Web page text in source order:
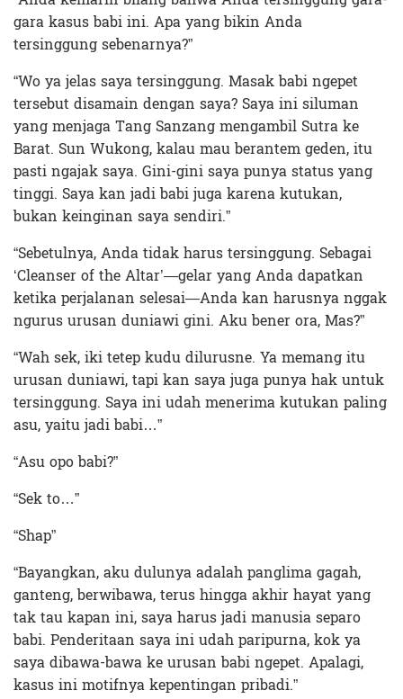
gara kasus babi ini. Apa yang bikin Anda
tersinggung sebenarnya?”
“Wo ya jelas saya tersinggung. Masak babi ngepet
tersebut disamain dengan saya? Saya ini siluman
yang menjaga Tang Sanzang mengambil Sutra ke
Barat. Sun Wukong, kalau mau berantem geden, itu
pasti ngajak saya. Gini-gini saya punya status yang
tinggi. Saya kan jadi babi juga karena kutukan,
bukan keinginan saya sendiri.”
“Sebetulnya, Anda tidak harus tersinggung. Sebagai
‘Cleanser of the Altar’—gelar yang Anda dapatkan
ketika perjalanan selesai—Anda kan harusnya nggak
ngurus urusan duniawi gini. Aku bener ora, Mas?”
“Wah sek, iki tetep kudu dilurusne. Ya memang itu
urusan duniawi, tapi kan saya juga punya hak untuk
tersinggung. Saya ini udah menerima kutukan paling
asu, yaitu jadi babi…”
“Asu opo babi?”
“Sek to…”
“Shap”
“Bayangkan, aku dulunya adalah panglima gagah,
ganteng, berwibawa, terus hingga akhir hayat yang
tak tau kapan ini, saya harus jadi manusia separo
babi. Penderitaan saya ini udah paripurna, kok ya
saya dibawa-bawa ke urusan babi ngepet. Apalagi,
kasus ini motifnya kepentingan pribadi.”